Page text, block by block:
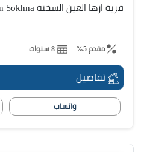
قرية ازها العين السخنة Azha Ain Sokhna تفاصيل واسعار 2026
مقدم 5% 8 سنوات
تفاصيل
واتساب